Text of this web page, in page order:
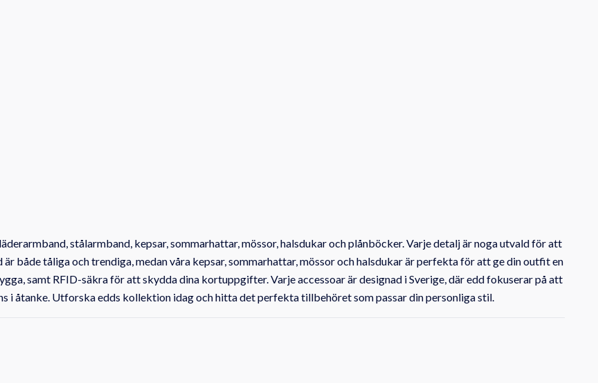
stålarmband, kepsar, sommarhattar, mössor, halsdukar och plånböcker. Varje detalj är noga utvald för att
både tåliga och trendiga, medan våra kepsar, sommarhattar, mössor och halsdukar är perfekta för att ge din outfit en
samt RFID-säkra för att skydda dina kortuppgifter. Varje accessoar är designad i Sverige, där edd fokuserar på att
i åtanke. Utforska edds kollektion idag och hitta det perfekta tillbehöret som passar din personliga stil.